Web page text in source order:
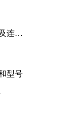
连接
型号